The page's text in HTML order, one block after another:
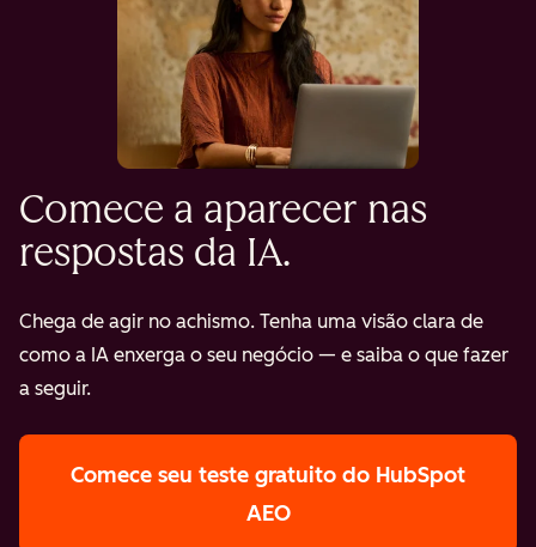
Comece a aparecer nas
respostas da IA.
Chega de agir no achismo. Tenha uma visão clara de
como a IA enxerga o seu negócio — e saiba o que fazer
a seguir.
Comece seu teste gratuito do HubSpot
AEO